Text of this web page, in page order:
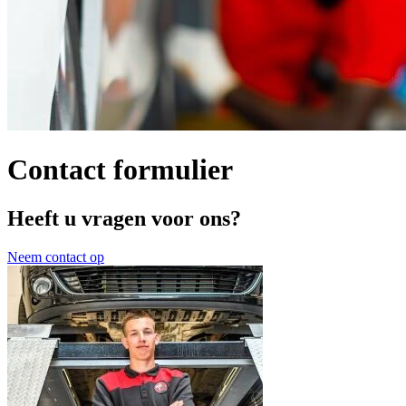
Contact formulier
Heeft u vragen voor ons?
Neem contact op